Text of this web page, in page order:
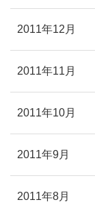
2011年12月
2011年11月
2011年10月
2011年9月
2011年8月